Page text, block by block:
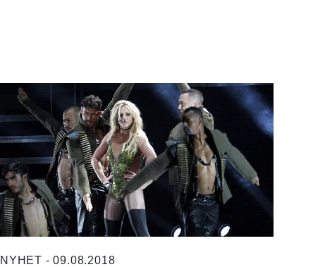
NYHET - 09.08.2018